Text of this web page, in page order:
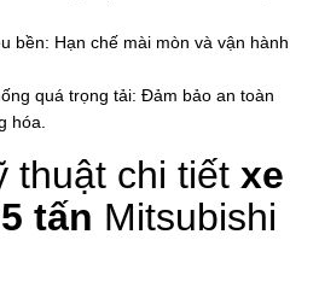
bền: Hạn chế mài mòn và vận hành
quá trọng tải: Đảm bảo an toàn
hóa.
thuật chi tiết xe
tấn Mitsubishi